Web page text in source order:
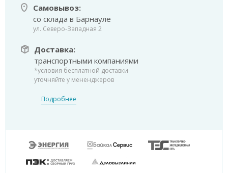
Самовывоз:
со склада в Барнауле
ул. Северо-Западная 2
Доставка:
транспортными компаниями
*условия бесплатной доставки
уточняйте у мененджеров
Подробнее